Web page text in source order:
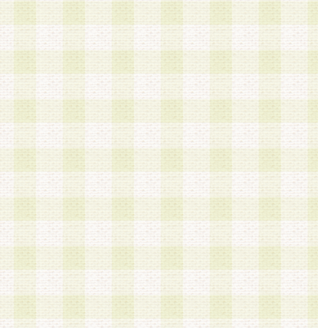
の注意をもって当該情報を使用させるものとし ま
a.本サービスに係る謝礼、景品、調査サンプル品
b.会員からの電話、メール等の問い合わせなどへ
c.モバイルリサーチ、またはグループ形式による
実施もしくは運営
d.その他これらに付随する業務
4.会員は、住所、電話番号その他の登録情報につ
合は、速やかに当社所定の変更手続きを行うもの
5.当社は、必要と認めた場合、会員に対して、電
手段により登録情報の対象者が会員登録者本人で
の内容が正確であること、アンケートの回答内容
うことができるものとます。
6.会員は、会員登録後当社が定期的に行う登録情
して、当社指定の期間内に更新手続きを行うもの
該期間内に更新手続きを行わない場合、その時点
発行したポイントは失効されるものとします。